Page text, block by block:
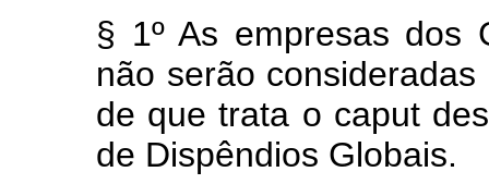
§ 1º As empresas dos
não serão
de que trata o caput
de Dispêndios Globais.